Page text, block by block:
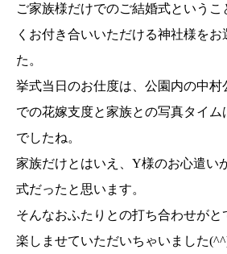
ご家族様だけでのご結婚式というこ
くお付き合いいただける神社様をお
た。
挙式当日のお仕度は、公園内の中村
での花嫁支度と家族との写真タイム
でしたね。
家族だけとはいえ、Y様のお心遣い
式だったと思います。
そんなおふたりとの打ち合わせが
楽しませていただいちゃいました